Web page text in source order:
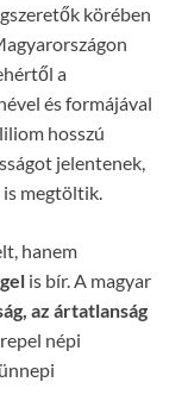
körében
a
és formájával
hosszú
jelentenek,
megtöltik.
hanem
is bír. A magyar
az ártatlanság
népi